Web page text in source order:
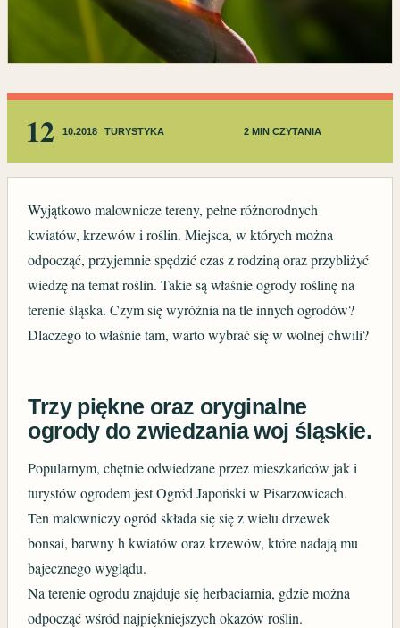
12 10.2018 TURYSTYKA 2 MIN CZYTANIA
Wyjątkowo malownicze tereny, pełne różnorodnych
kwiatów, krzewów i roślin. Miejsca, w których można
odpocząć, przyjemnie spędzić czas z rodziną oraz przybliżyć
wiedzę na temat roślin. Takie są właśnie ogrody roślinę na
terenie śląska. Czym się wyróżnia na tle innych ogrodów?
Dlaczego to właśnie tam, warto wybrać się w wolnej chwili?
Trzy piękne oraz oryginalne
ogrody do zwiedzania woj śląskie.
Popularnym, chętnie odwiedzane przez mieszkańców jak i
turystów ogrodem jest Ogród Japoński w Pisarzowicach.
Ten malowniczy ogród składa się się z wielu drzewek
bonsai, barwny h kwiatów oraz krzewów, które nadają mu
bajecznego wyglądu.
Na terenie ogrodu znajduje się herbaciarnia, gdzie można
odpocząć wśród najpiękniejszych okazów roślin.